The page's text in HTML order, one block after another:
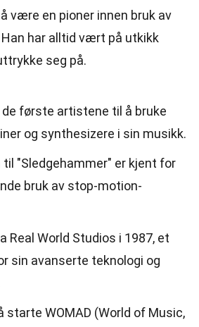
være en pioner innen bruk av
har alltid vært på utkikk
seg på.
de første artistene til å bruke
og synthesizere i sin musikk.
til "Sledgehammer" er kjent for
bruk av stop-motion-
Real World Studios i 1987, et
sin avanserte teknologi og
starte WOMAD (World of Music,